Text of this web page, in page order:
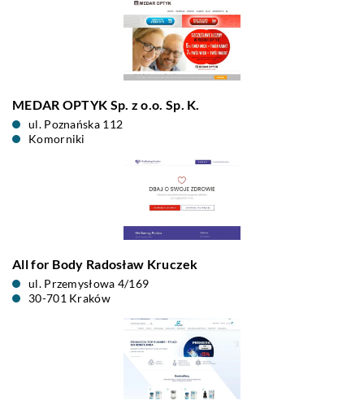
MEDAR OPTYK Sp. z o.o. Sp. K.
ul. Poznańska 112
Komorniki
All for Body Radosław Kruczek
ul. Przemysłowa 4/169
30-701 Kraków